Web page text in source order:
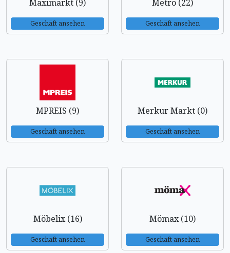
Maximarkt (9)
Geschäft ansehen
Metro (22)
Geschäft ansehen
MPREIS (9)
Geschäft ansehen
Merkur Markt (0)
Geschäft ansehen
Möbelix (16)
Geschäft ansehen
Mömax (10)
Geschäft ansehen